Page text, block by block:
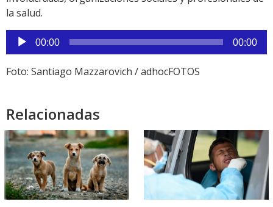
la salud.
Reproductor
de
audio
00:00 00:00
Foto: Santiago Mazzarovich / adhocFOTOS
Relacionadas